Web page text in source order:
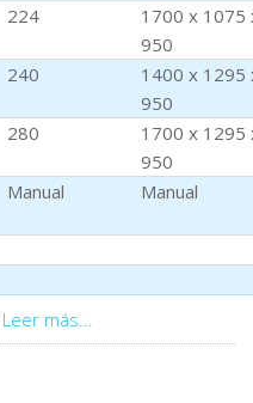
224
1700 x 1075
950
240
1400 x 1295
950
280
1700 x 1295
950
Manual Manual
Leer más...